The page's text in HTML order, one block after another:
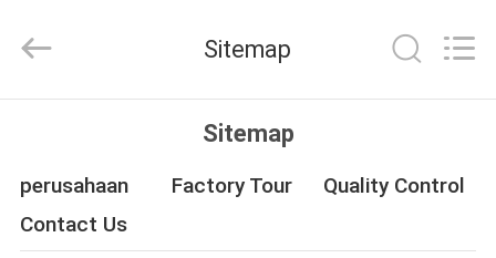
PRODUK
Instrument
Co.,Ltd.
Reserved.
Sitemap
Sitemap
perusahaan Factory Tour
Quality Control
Contact Us